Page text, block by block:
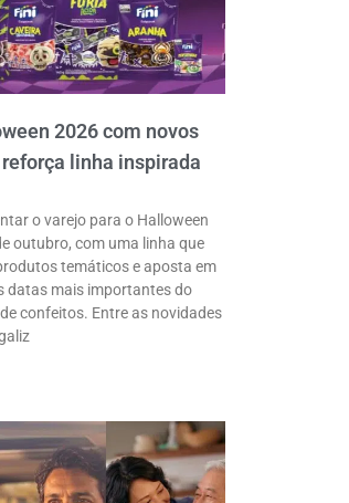
2026 com novos
linha inspirada
o varejo para o Halloween
outubro, com uma linha que
temáticos e aposta em
datas mais importantes do
confeitos. Entre as novidades